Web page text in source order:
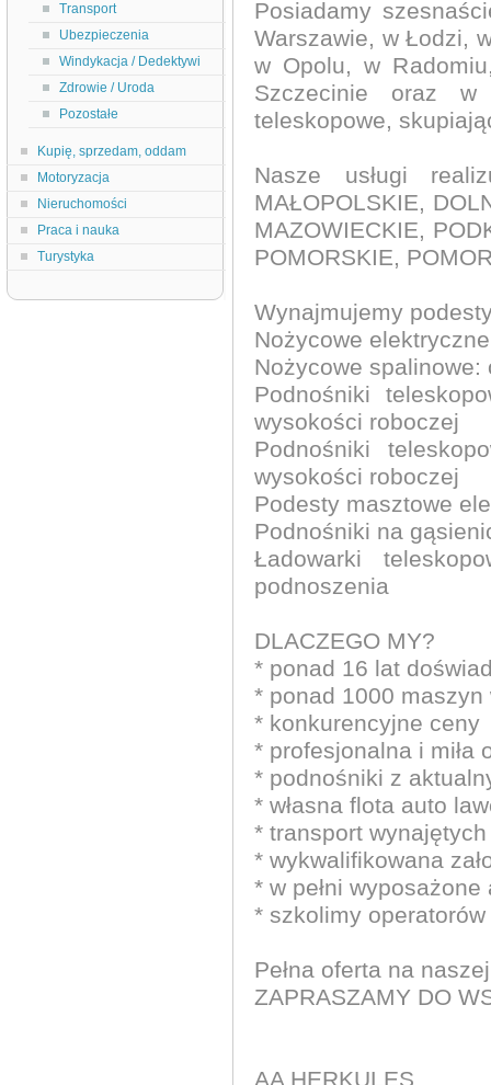
Transport
Ubezpieczenia
Windykacja / Dedektywi
Zdrowie / Uroda
Pozostałe
Kupię, sprzedam, oddam
Motoryzacja
Nieruchomości
Praca i nauka
Turystyka
Posiadamy
Warszawie, w Łodzi,
w Opolu, w
Szczecinie oraz w
teleskopowe,
Nasze usługi
MAŁOPOLSKIE,
MAZOWIECKIE,
POMORSKIE,
Wynajmujemy
Nożycowe
Nożycowe
Podnośniki
wysokości roboczej
Podnośniki
wysokości roboczej
Podesty masztowe
Podnośniki na
Ładowarki
podnoszenia
DLACZEGO MY?
* ponad 16 lat
* ponad 1000
* konkurencyjne ceny
* profesjonalna i miła
* podnośniki z
* własna flota auto
* transport
* wykwalifikowana
* w pełni
* szkolimy
Pełna oferta na
ZAPRASZAMY DO
AA HERKULES